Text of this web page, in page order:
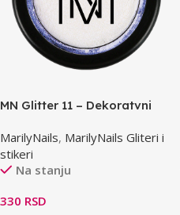
MN Glitter 11 – Dekoratvni
MarilyNails, MarilyNails Gliteri i
stikeri
Na stanju
330 RSD